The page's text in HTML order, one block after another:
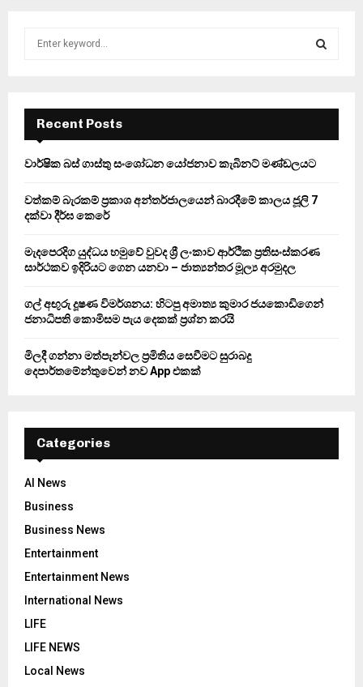
f
r
E
A
Recent Posts
වාර්ෂික බස් ගාස්තු සංශෝධන යෝජනාව කැබිනට් මණ්ඩලයට
වත්කම් බැරකම් ප්‍රකාශ අන්තර්ජාලයෙන් බාරදීමේ කාලය ජූලි 7
දක්වා දීර්ඝ කෙරේ
මැදපෙරදිග යුද්ධය හමුවේ වුවද ශ්‍රී ලංකාව ආර්ථික ප්‍රතිසංස්කරණ
සාර්ථකව ඉදිරියට ගෙන යනවා – ජාත්‍යන්තර මූල්‍ය අරමුදල
ගල් අඟුරු දූෂණ විමර්ශනය: හිටපු අමාත්‍ය කුමාර ජයකොඩිගෙන්
ජනාධිපති කොමිසම පැය දෙකක් ප්‍රශ්න කරයි
මිලදී ගන්නා මත්පැන්වල ප්‍රමිතිය සෙවීමට සුරාබදු
දෙපාර්තමේන්තුවෙන් නව App එකක්
Categories
AI News
Business
Business News
Entertainment
Entertainment News
International News
LIFE
LIFE NEWS
Local News